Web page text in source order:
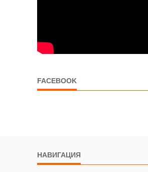
FACEBOOK
НАВИГАЦИЯ